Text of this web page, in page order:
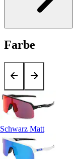
Farbe
Schwarz Matt